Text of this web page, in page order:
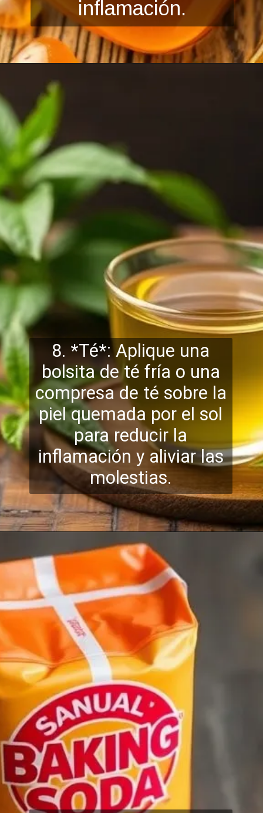
inflamación.
8. *Té*: Aplique una
bolsita de té fría o una
compresa de té sobre la
piel quemada por el sol
para reducir la
inflamación y aliviar las
molestias.